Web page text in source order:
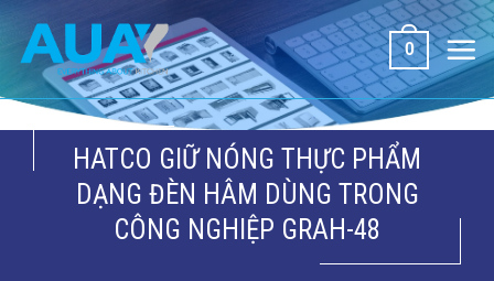
dung
0
HATCO GIỮ NÓNG THỰC PHẨM
DẠNG ĐÈN HÂM DÙNG TRONG
CÔNG NGHIỆP GRAH-48